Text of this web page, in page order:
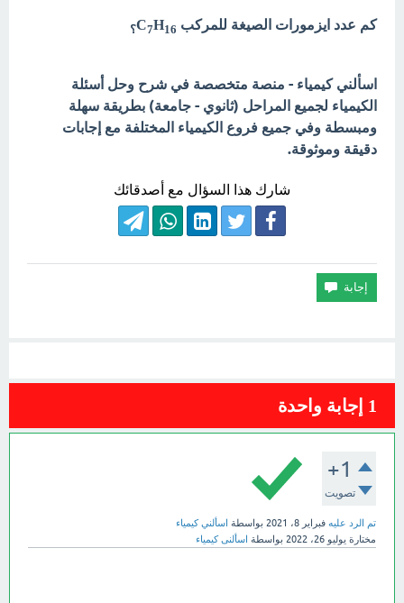
كم عدد ايزمورات الصيغة للمركب C 7H16؟
اسألني كيمياء - منصة متخصصة في شرح وحل أسئلة
الكيمياء لجميع المراحل (ثانوي - جامعة) بطريقة سهلة
ومبسطة وفي جميع فروع الكيمياء المختلفة مع إجابات
دقيقة وموثوقة.
شارك هذا السؤال مع أصدقائك
1 إجابة واحدة
+1
تصويت
تم الرد عليه فبراير 8، 2021 بواسطة اسألني كيمياء
مختارة يوليو 26، 2022 بواسطة اسألنى كيمياء